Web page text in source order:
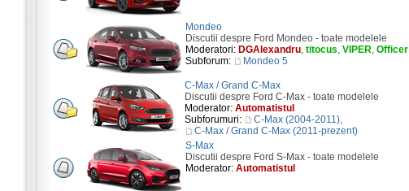
Mondeo
Discutii despre Ford Mondeo - toate modelele
Moderatori: DGAlexandru, titocus, VIPER, Officer
Subforum:
Mondeo 5
C-Max / Grand C-Max
Discutii despre Ford C-Max - toate modelele
Moderator: Automatistul
Subforumuri:
C-Max (2004-2011),
C-Max / Grand C-Max (2011-prezent)
S-Max
Discutii despre Ford S-Max - toate modelele
Moderator: Automatistul